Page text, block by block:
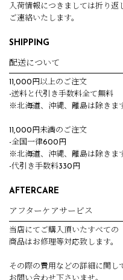
入荷情報につきましては折り返
ご連絡いたします。
SHIPPING
配送について
11,000円以上のご注文
-送料と代引き手数料全て無料
※北海道、沖縄、離島は除きま
11,000円未満のご注文
-全国一律600円
※北海道、沖縄、離島は除きま
-代引き手数料330円
AFTERCARE
アフターケアサービス
当店にてご購入頂いたすべての
商品はお修理等対応致します。
その際の費用などの詳細に関し